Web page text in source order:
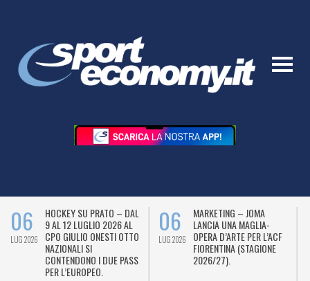
06
LUG 2026
HOCKEY SU PRATO – DAL
9 AL 12 LUGLIO 2026 AL
CPO GIULIO ONESTI OTTO
NAZIONALI SI
CONTENDONO I DUE PASS
PER L’EUROPEO.
06
LUG 2026
MARKETING – JOMA
LANCIA UNA MAGLIA-
OPERA D’ARTE PER L’ACF
FIORENTINA (STAGIONE
2026/27).